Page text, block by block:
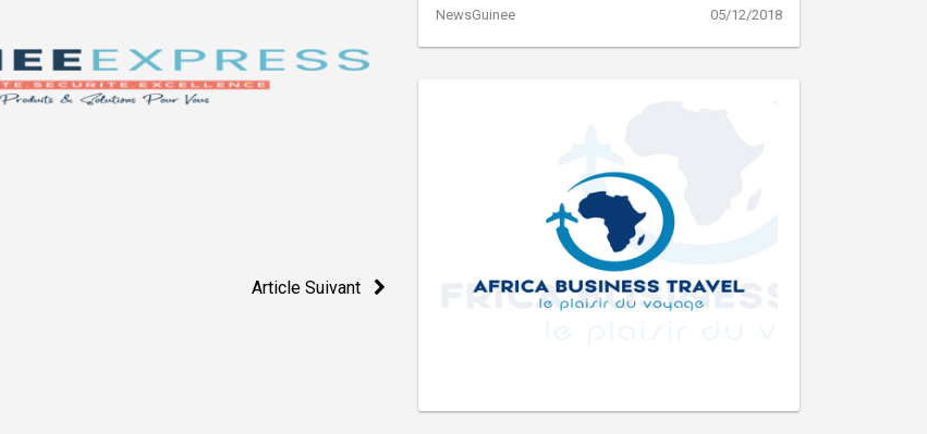
Article Suivant
NewsGuinee 05/12/2018